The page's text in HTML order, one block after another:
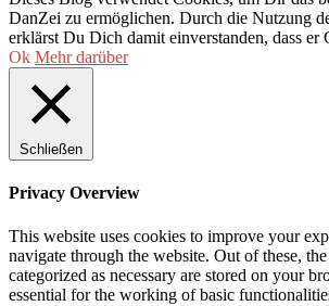
DanZei zu ermöglichen. Durch die Nutzung
erklärst Du Dich damit einverstanden, dass er
Ok Mehr darüber
Schließen
Privacy Overview
This website uses cookies to improve your
navigate through the website. Out of these,
categorized as necessary are stored on your
essential for the working of basic